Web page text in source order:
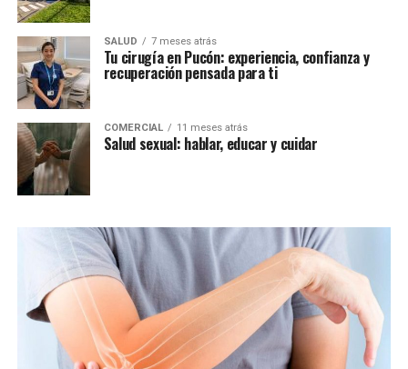
SALUD 7 meses atrás
Tu cirugía en Pucón: experiencia, confianza y
recuperación pensada para ti
COMERCIAL 11 meses atrás
Salud sexual: hablar, educar y cuidar